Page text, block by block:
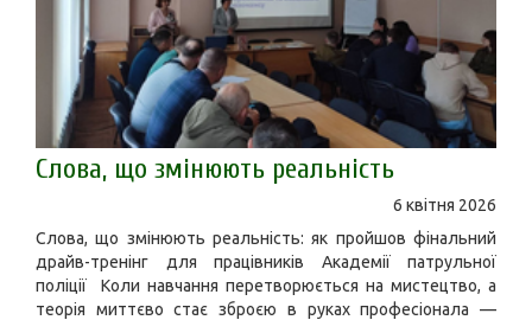
Слова, що змінюють реальність
6 квітня 2026
Слова, що змінюють реальність: як пройшов фінальний
драйв-тренінг для працівників Академії патрульної
поліції Коли навчання перетворюється на мистецтво, а
теорія миттєво стає зброєю в руках професіонала —